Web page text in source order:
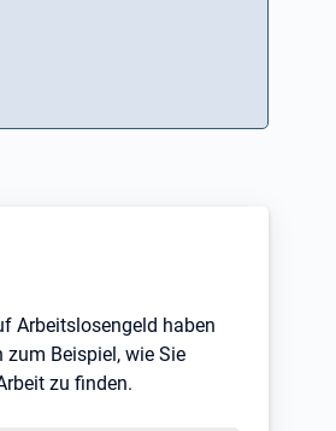
Arbeitslosengeld haben
Beispiel, wie Sie
zu finden.